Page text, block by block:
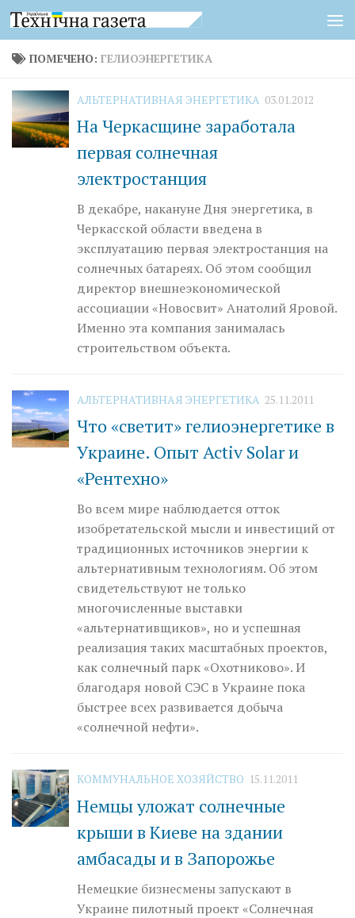
Перейти к содержимому
ПОМЕЧЕНО: ГЕЛИОЭНЕРГЕТИКА
АЛЬТЕРНАТИВНАЯ ЭНЕРГЕТИКА 03.01.2012
На Черкасщине заработала
первая солнечная
электростанция
В декабре, накануне Дня энергетика, в
Черкасской области введена в
эксплуатацию первая электростанция на
солнечных батареях. Об этом сообщил
директор внешнеэкономической
ассоциации «Новосвит» Анатолий Яровой.
Именно эта компания занималась
строительством объекта.
АЛЬТЕРНАТИВНАЯ ЭНЕРГЕТИКА 25.11.2011
Что «светит» гелиоэнергетике в
Украине. Опыт Activ Solar и
«Рентехно»
Во всем мире наблюдается отток
изобретательской мысли и инвестиций от
традиционных источников энергии к
альтернативным технологиям. Об этом
свидетельствуют не только
многочисленные выставки
«альтернативщиков», но и успешная
реализация таких масштабных проектов,
как солнечный парк «Охотниково». И
благодаря новой СЭС в Украине пока
быстрее всех развивается добыча
«солнечной нефти».
КОММУНАЛЬНОЕ ХОЗЯЙСТВО 15.11.2011
Немцы уложат солнечные
крыши в Киеве на здании
амбасады и в Запорожье
Немецкие бизнесмены запускают в
Украине пилотный проект «Солнечная